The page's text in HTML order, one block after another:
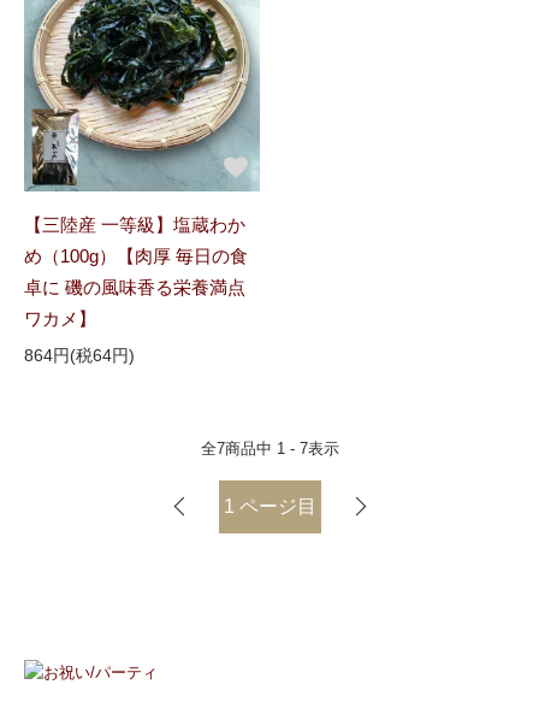
【三陸産 一等級】塩蔵わか
め（100g）【肉厚 毎日の食
卓に 磯の風味香る栄養満点
ワカメ】
864円(税64円)
全7商品中 1 - 7表示
1 ページ目